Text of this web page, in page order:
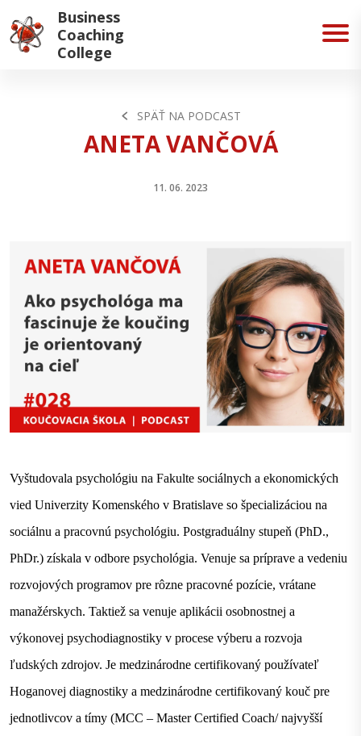
Business
Coaching
College
SPÄŤ NA PODCAST
ANETA VANČOVÁ
11. 06. 2023
Vyštudovala psychológiu na Fakulte sociálnych a ekonomických
vied Univerzity Komenského v Bratislave so špecializáciou na
sociálnu a pracovnú psychológiu. Postgraduálny stupeň (PhD.,
PhDr.) získala v odbore psychológia. Venuje sa príprave a vedeniu
rozvojových programov pre rôzne pracovné pozície, vrátane
manažérskych. Taktiež sa venuje aplikácii osobnostnej a
výkonovej psychodiagnostiky v procese výberu a rozvoja
ľudských zdrojov. Je medzinárodne certifikovaný používateľ
Hoganovej diagnostiky a medzinárodne certifikovaný kouč pre
jednotlivcov a tímy (MCC – Master Certified Coach/ najvyšší